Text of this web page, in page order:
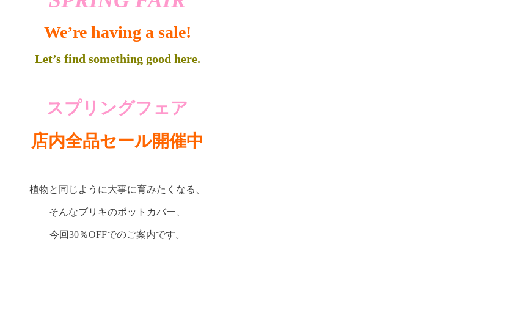
We’re having a sale!
Let’s find something good here.
スプリングフェア
店内全品セール開催中
植物と同じように大事に育みたくなる、
そんなブリキのポットカバー、
今回30％OFFでのご案内です。